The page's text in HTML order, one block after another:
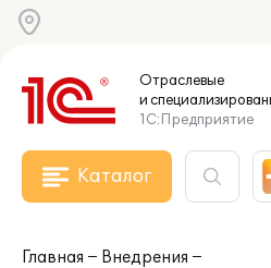
Отраслевые
и
1С:Предприятие
Каталог
Главная
Внедрения